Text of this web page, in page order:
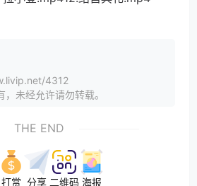
4312
未经允许请勿转载。
THE END
打赏 分享 二维码 海报